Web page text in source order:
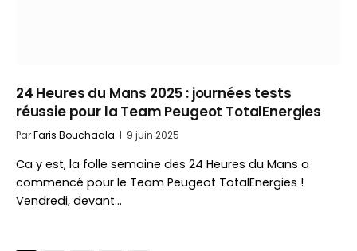
24 Heures du Mans 2025 : journées tests
réussie pour la Team Peugeot TotalEnergies
ParFaris Bouchaala 9 juin 2025
Ca y est, la folle semaine des 24 Heures du Mans a
commencé pour le Team Peugeot TotalEnergies !
Vendredi, devant…